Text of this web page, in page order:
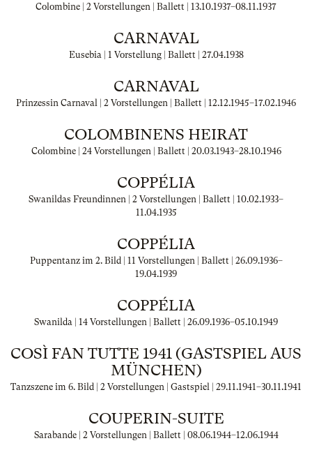
Colombine | 2 Vorstellungen | Ballett | 13.10.1937–08.11.1937
CARNAVAL
Eusebia | 1 Vorstellung | Ballett | 27.04.1938
CARNAVAL
Prinzessin Carnaval | 2 Vorstellungen | Ballett | 12.12.1945–17.02.1946
COLOMBINENS HEIRAT
Colombine | 24 Vorstellungen | Ballett | 20.03.1943–28.10.1946
COPPÉLIA
Swanildas Freundinnen | 2 Vorstellungen | Ballett | 10.02.1933–
11.04.1935
COPPÉLIA
Puppentanz im 2. Bild | 11 Vorstellungen | Ballett | 26.09.1936–
19.04.1939
COPPÉLIA
Swanilda | 14 Vorstellungen | Ballett | 26.09.1936–05.10.1949
COSÌ FAN TUTTE 1941 (GASTSPIEL AUS
MÜNCHEN)
Tanzszene im 6. Bild | 2 Vorstellungen | Gastspiel | 29.11.1941–30.11.1941
COUPERIN-SUITE
Sarabande | 2 Vorstellungen | Ballett | 08.06.1944–12.06.1944